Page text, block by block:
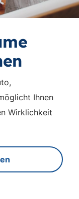
Ihnen
Wirklichkeit